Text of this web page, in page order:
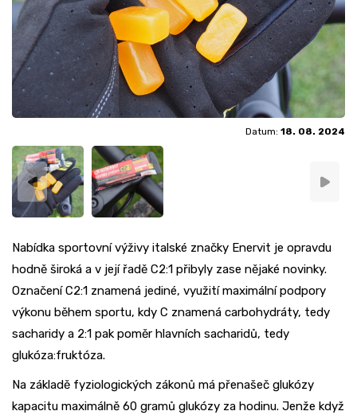
Datum: 18. 08. 2024
Nabídka sportovní výživy italské značky Enervit je opravdu
hodně široká a v její řadě C2:1 přibyly zase nějaké novinky.
Označení C2:1 znamená jediné, využití maximální podpory
výkonu během sportu, kdy C znamená carbohydráty, tedy
sacharidy a 2:1 pak poměr hlavních sacharidů, tedy
glukóza:fruktóza.
Na základě fyziologických zákonů má přenašeč glukózy
kapacitu maximálně 60 gramů glukózy za hodinu. Jenže když